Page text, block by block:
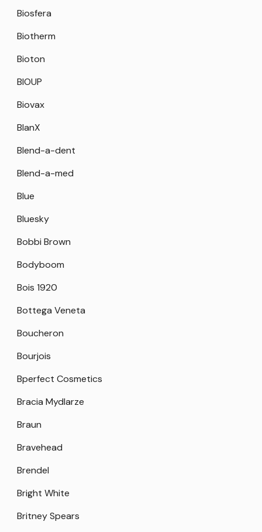
Biosfera
Biotherm
Bioton
BIOUP
Biovax
BlanX
Blend-a-dent
Blend-a-med
Blue
Bluesky
Bobbi Brown
Bodyboom
Bois 1920
Bottega Veneta
Boucheron
Bourjois
Bperfect Cosmetics
Bracia Mydlarze
Braun
Bravehead
Brendel
Bright White
Britney Spears